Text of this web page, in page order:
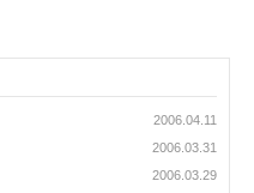
2006.04.11
2006.03.31
2006.03.29